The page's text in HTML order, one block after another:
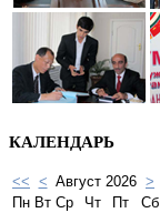
КАЛЕНДАРЬ
<< < Август 2026 >
Пн Вт Ср Чт Пт Сб